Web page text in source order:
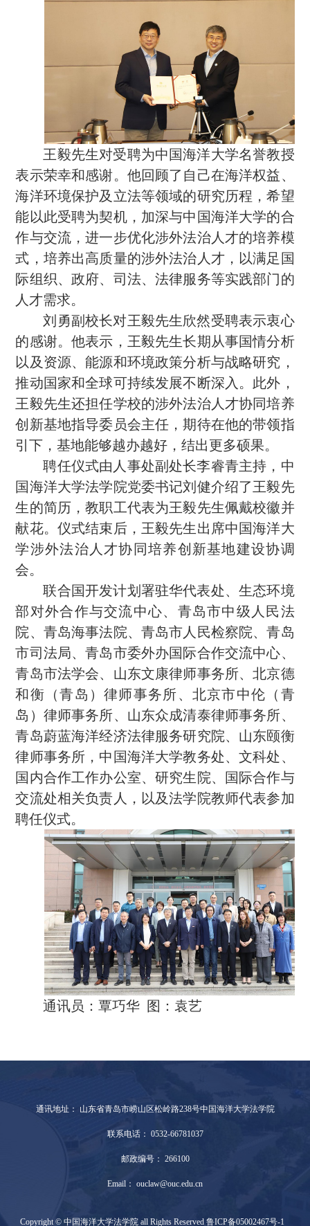
王毅先生对受聘为中国海洋大学名誉教授
表示荣幸和感谢。他回顾了自己在海洋权益、
海洋环境保护及立法等领域的研究历程，希望
能以此受聘为契机，加深与中国海洋大学的合
作与交流，进一步优化涉外法治人才的培养模
式，培养出高质量的涉外法治人才，以满足国
际组织、政府、司法、法律服务等实践部门的
人才需求。
刘勇副校长对王毅先生欣然受聘表示衷心
的感谢。他表示，王毅先生长期从事国情分析
以及资源、能源和环境政策分析与战略研究，
推动国家和全球可持续发展不断深入。此外，
王毅先生还担任学校的涉外法治人才协同培养
创新基地指导委员会主任，期待在他的带领指
引下，基地能够越办越好，结出更多硕果。
聘任仪式由人事处副处长李睿青主持，中
国海洋大学法学院党委书记刘健介绍了王毅先
生的简历，教职工代表为王毅先生佩戴校徽并
献花。仪式结束后，王毅先生出席中国海洋大
学涉外法治人才协同培养创新基地建设协调
会。
联合国开发计划署驻华代表处、生态环境
部对外合作与交流中心、青岛市中级人民法
院、青岛海事法院、青岛市人民检察院、青岛
市司法局、青岛市委外办国际合作交流中心、
青岛市法学会、山东文康律师事务所、北京德
和衡（青岛）律师事务所、北京市中伦（青
岛）律师事务所、山东众成清泰律师事务所、
青岛蔚蓝海洋经济法律服务研究院、山东颐衡
律师事务所，中国海洋大学教务处、文科处、
国内合作工作办公室、研究生院、国际合作与
交流处相关负责人，以及法学院教师代表参加
聘任仪式。
通讯员：覃巧华 图：袁艺
通讯地址： 山东省青岛市崂山区松岭路238号中国海洋大学法学院
联系电话： 0532-66781037
邮政编号： 266100
Email： ouclaw@ouc.edu.cn
Copyright © 中国海洋大学法学院 all Rights Reserved 鲁ICP备05002467号-1